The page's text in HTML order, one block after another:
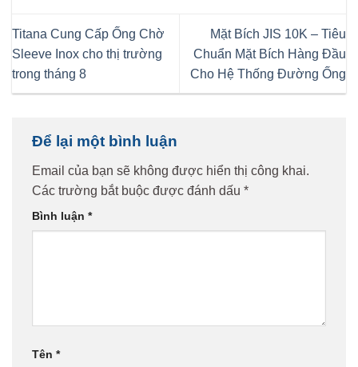
Titana Cung Cấp Ống Chờ
Sleeve Inox cho thị trường
trong tháng 8
Mặt Bích JIS 10K – Tiêu
Chuẩn Mặt Bích Hàng Đầu
Cho Hệ Thống Đường Ống
Để lại một bình luận
Email của bạn sẽ không được hiển thị công khai.
Các trường bắt buộc được đánh dấu *
Bình luận *
Tên *